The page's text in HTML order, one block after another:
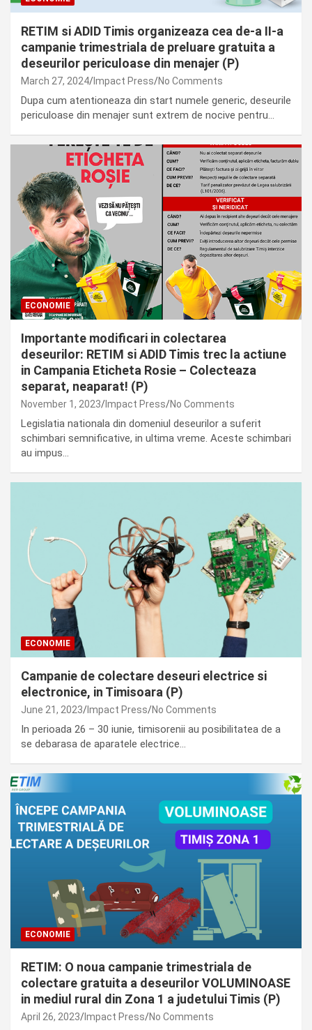
RETIM si ADID Timis organizeaza cea de-a II-a
campanie trimestriala de preluare gratuita a
deseurilor periculoase din menajer (P)
March 27, 2024 Impact Press No Comments
Dupa cum atentioneaza din start numele generic, deseurile
periculoase din menajer sunt extrem de nocive pentru…
ECONOMIE
Importante modificari in colectarea
deseurilor: RETIM si ADID Timis trec la actiune
in Campania Eticheta Rosie – Colecteaza
separat, neaparat! (P)
November 1, 2023 Impact Press No Comments
Legislatia nationala din domeniul deseurilor a suferit
schimbari semnificative, in ultima vreme. Aceste schimbari
au impus…
ECONOMIE
Campanie de colectare deseuri electrice si
electronice, in Timisoara (P)
June 21, 2023 Impact Press No Comments
In perioada 26 – 30 iunie, timisorenii au posibilitatea de a
se debarasa de aparatele electrice…
ECONOMIE
RETIM: O noua campanie trimestriala de
colectare gratuita a deseurilor VOLUMINOASE
in mediul rural din Zona 1 a judetului Timis (P)
April 26, 2023 Impact Press No Comments